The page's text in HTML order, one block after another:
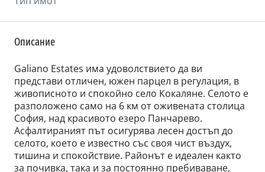
Описание
Galiano Estates има удоволствието да ви
представи отличен, южен парцел в регулация, в
живописното и спокойно село Кокаляне. Селото е
разположено само на 6 км от оживената столица
София, над красивото езеро Панчарево.
Асфалтираният път осигурява лесен достъп до
селото, което е известно със своя чист въздух,
тишина и спокойствие. Районът е идеален както
за почивка, така и за постоянно пребиваване,